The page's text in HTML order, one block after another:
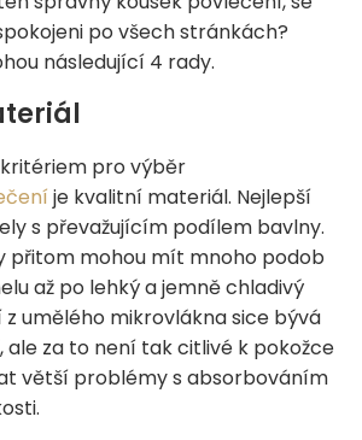
po všech stránkách?
následující 4 rady.
pro výběr
je kvalitní materiál. Nejlepší
s převažujícím podílem bavlny.
přitom mohou mít mnoho podob
až po lehký a jemně chladivý
umělého mikrovlákna sice bývá
ale za to není tak citlivé k pokožce
větší problémy s absorbováním